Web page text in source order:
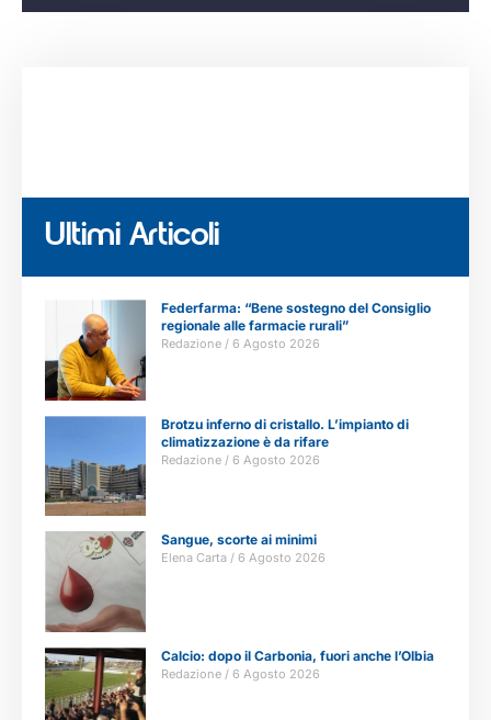
Ultimi Articoli
Federfarma: “Bene sostegno del Consiglio
regionale alle farmacie rurali”
Redazione 6 Agosto 2026
Brotzu inferno di cristallo. L’impianto di
climatizzazione è da rifare
Redazione 6 Agosto 2026
Sangue, scorte ai minimi
Elena Carta 6 Agosto 2026
Calcio: dopo il Carbonia, fuori anche l’Olbia
Redazione 6 Agosto 2026